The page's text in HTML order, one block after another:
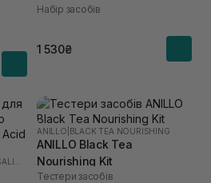
Набір засобів
1 530₴
ANILLO BLACK TEA NOURISHING
ANILLO Black Tea
Nourishing Kit
Тестери засобів